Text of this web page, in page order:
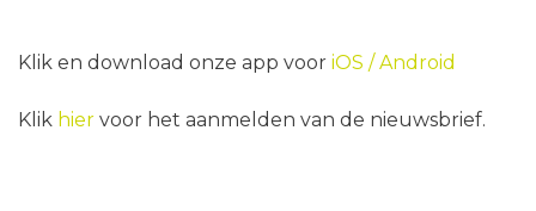
Klik en download onze app voor iOS /Android
Klik hier voor het aanmelden van de nieuwsbrief.